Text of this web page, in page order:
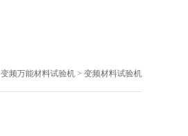
变频万能材料试验机> 变频材料试验机